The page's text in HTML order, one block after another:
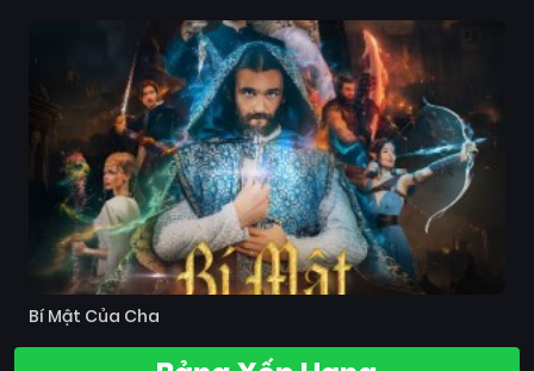
Bí Mật Của Cha